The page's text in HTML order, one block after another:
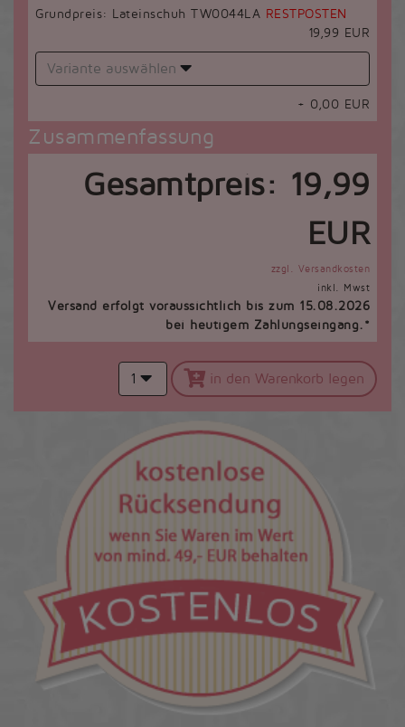
Grundpreis: Lateinschuh TW0044LA RESTPOSTEN
19,99 EUR
Variante auswählen
+ 0,00 EUR
Zusammenfassung
Gesamtpreis: 19,99
EUR
zzgl. Versandkosten
inkl. Mwst
Versand erfolgt voraussichtlich bis zum 15.08.2026
bei heutigem Zahlungseingang.*
1 in den Warenkorb legen